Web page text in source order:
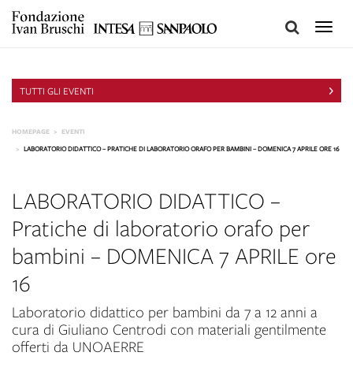
Toggle
TUTTI GLI EVENTI
HOMEPAGE EVENTI
LABORATORIO DIDATTICO – PRATICHE DI LABORATORIO ORAFO PER BAMBINI – DOMENICA 7 APRILE ORE 16
LABORATORIO DIDATTICO –
Pratiche di laboratorio orafo per
bambini – DOMENICA 7 APRILE ore
16
Laboratorio didattico per bambini da 7 a 12 anni a
cura di Giuliano Centrodi con materiali gentilmente
offerti da UNOAERRE